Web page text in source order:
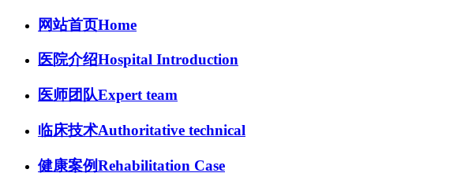
网站首页Home
医院介绍Hospital Introduction
医师团队Expert team
临床技术Authoritative technical
健康案例Rehabilitation Case